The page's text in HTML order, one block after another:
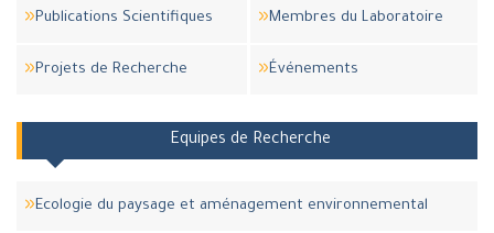
Publications Scientifiques Membres du Laboratoire
Projets de Recherche Événements
Equipes de Recherche
Ecologie du paysage et aménagement environnemental